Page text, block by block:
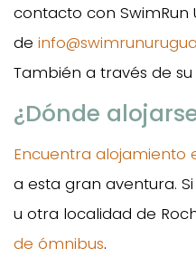
contacto con SwimRun
de
También a través de su
¿Dónde
Encuentra alojamiento
a esta gran aventura.
u otra localidad de
de ómnibus.